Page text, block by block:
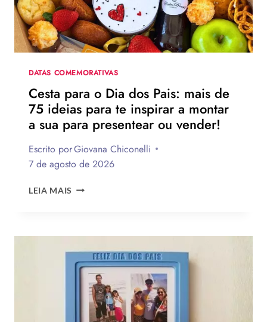
FRASES
EMOCIONANTES
PARA
HOMENAGEAR
DATA
DATAS COMEMORATIVAS
Cesta para o Dia dos Pais: mais de
75 ideias para te inspirar a montar
a sua para presentear ou vender!
Escrito porGiovana Chiconelli
7 de agosto de 2026
LEIA MAIS CESTA
DOS
PAIS:
MAIS
IDEIAS